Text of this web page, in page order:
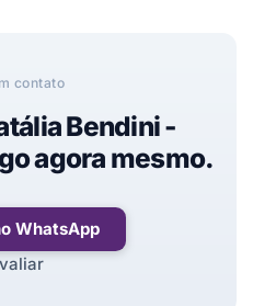
contato
Bendini -
agora mesmo.
WhatsApp